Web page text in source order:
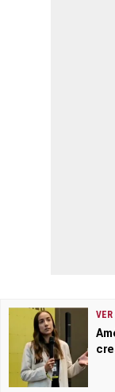
VER